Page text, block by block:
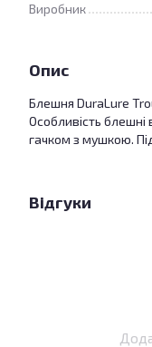
Виробник
Опис
Блешня DuraLure
Особливість
гачком з мушкою.
Відгуки